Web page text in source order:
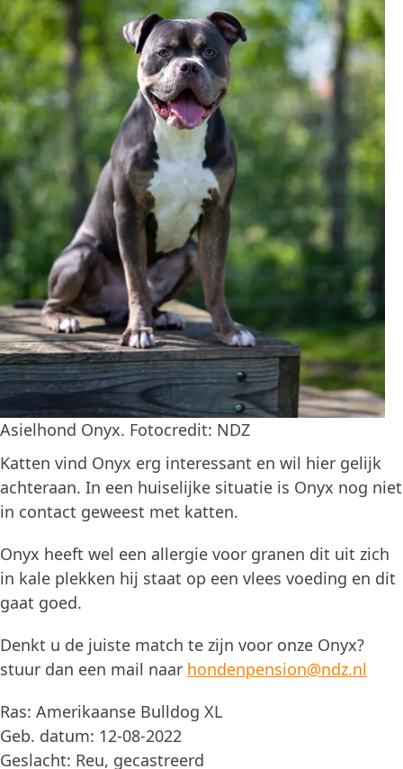
Asielhond Onyx. Fotocredit: NDZ
Katten vind Onyx erg interessant en wil hier gelijk
achteraan. In een huiselijke situatie is Onyx nog niet
in contact geweest met katten.
Onyx heeft wel een allergie voor granen dit uit zich
in kale plekken hij staat op een vlees voeding en dit
gaat goed.
Denkt u de juiste match te zijn voor onze Onyx?
stuur dan een mail naar hondenpension@ndz.nl
Ras: Amerikaanse Bulldog XL
Geb. datum: 12-08-2022
Geslacht: Reu, gecastreerd